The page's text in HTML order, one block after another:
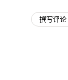
撰写评论